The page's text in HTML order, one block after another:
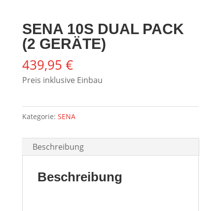
SENA 10S DUAL PACK
(2 GERÄTE)
439,95 €
Preis inklusive Einbau
Kategorie: SENA
Beschreibung
Beschreibung